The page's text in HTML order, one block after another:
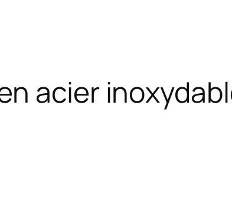
acier